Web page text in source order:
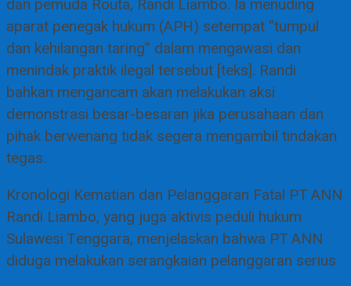
dan pemuda Routa, Randi Liambo. Ia menuding
aparat penegak hukum (APH) setempat “tumpul
dan kehilangan taring” dalam mengawasi dan
menindak praktik ilegal tersebut [teks]. Randi
bahkan mengancam akan melakukan aksi
demonstrasi besar-besaran jika perusahaan dan
pihak berwenang tidak segera mengambil tindakan
tegas.
Kronologi Kematian dan Pelanggaran Fatal PT ANN
Randi Liambo, yang juga aktivis peduli hukum
Sulawesi Tenggara, menjelaskan bahwa PT ANN
diduga melakukan serangkaian pelanggaran serius